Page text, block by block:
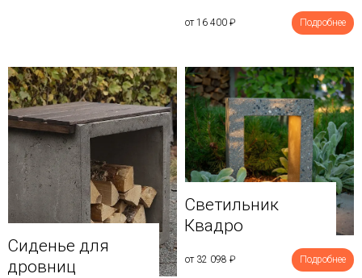
от 16 400 ₽ Подробнее
Сиденье для
дровниц
Светильник
Квадро
от 32 098 ₽ Подробнее